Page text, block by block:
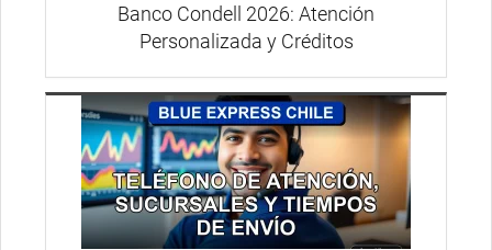
Banco Condell 2026: Atención
Personalizada y Créditos